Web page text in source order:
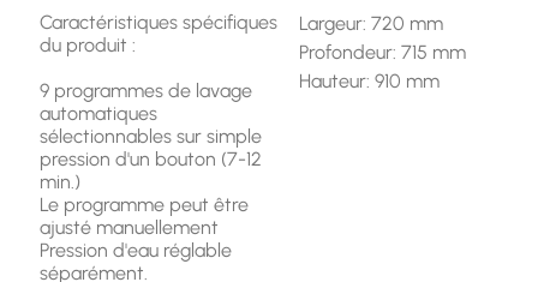
Caractéristiques spécifiques
du produit :
9 programmes de lavage
automatiques
sélectionnables sur simple
pression d'un bouton (7-12
min.)
Le programme peut être
ajusté manuellement
Pression d'eau réglable
séparément.
Largeur: 720 mm
Profondeur: 715 mm
Hauteur: 910 mm